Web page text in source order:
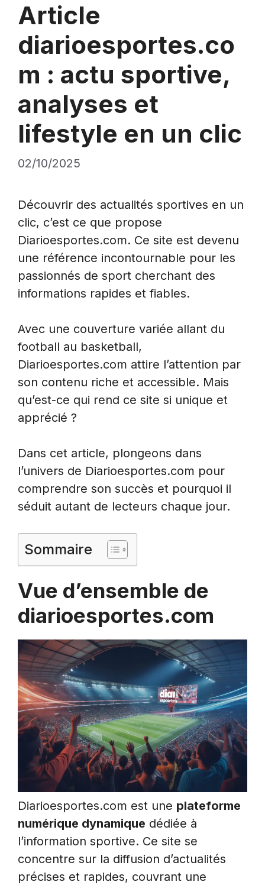
Article
diarioesportes.co
m : actu sportive,
analyses et
lifestyle en un clic
02/10/2025
Découvrir des actualités sportives en un
clic, c’est ce que propose
Diarioesportes.com. Ce site est devenu
une référence incontournable pour les
passionnés de sport cherchant des
informations rapides et fiables.
Avec une couverture variée allant du
football au basketball,
Diarioesportes.com attire l’attention par
son contenu riche et accessible. Mais
qu’est-ce qui rend ce site si unique et
apprécié ?
Dans cet article, plongeons dans
l’univers de Diarioesportes.com pour
comprendre son succès et pourquoi il
séduit autant de lecteurs chaque jour.
Sommaire
Vue d’ensemble de
diarioesportes.com
Diarioesportes.com est une plateforme
numérique dynamique dédiée à
l’information sportive. Ce site se
concentre sur la diffusion d’actualités
précises et rapides, couvrant une